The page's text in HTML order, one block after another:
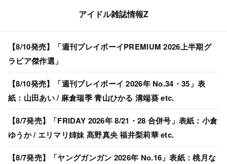
アイドル雑誌情報Z
【8/10発売】「週刊プレイボーイPREMIUM 2026上半期グ
ラビア傑作選」
【8/10発売】「週刊プレイボーイ 2026年 No.34・35」表
紙：山田あい / 麻倉瑞季 青山ひかる 溝端葵 etc.
【8/7発売】「FRIDAY 2026年 8/21・28 合併号」表紙：小倉
ゆうか / エリマリ姉妹 髙野真央 福井梨莉華 etc.
【8/7発売】「ヤングガンガン 2026年 No.16」表紙：桃月な